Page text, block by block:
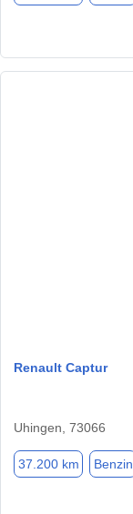
Renault Captur
Uhingen, 73066
37.200 km Benzin